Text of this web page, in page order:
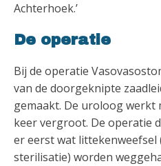
Achterhoek.’
De operatie
Bij de operatie
van de doorgeknipte
gemaakt. De uroloog werkt
keer vergroot. De operatie
er eerst wat littekenweefsel
sterilisatie) worden